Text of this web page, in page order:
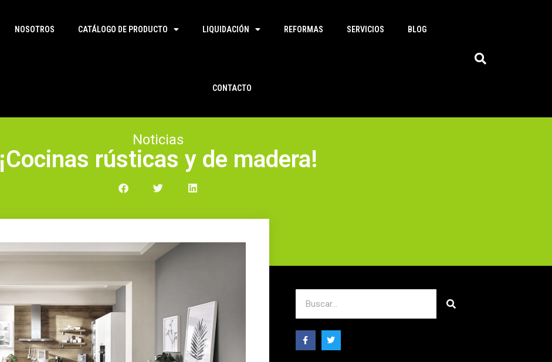
NOSOTROS CATÁLOGO DE PRODUCTO LIQUIDACIÓN REFORMAS SERVICIOS BLOG
CONTACTO
Noticias
¡Cocinas rústicas y de madera!